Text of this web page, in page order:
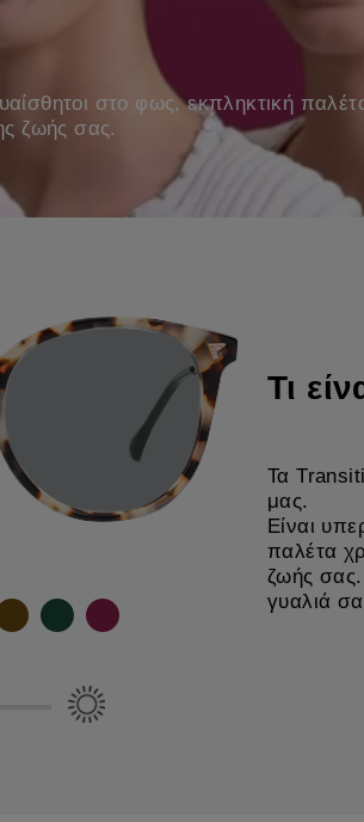
στο φως, εκπληκτική
ζωής σας.
Τι
Τα
μας.​
Είναι
παλέτα
ζωής
γυαλιά